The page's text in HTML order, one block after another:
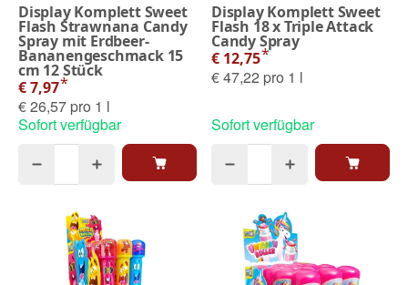
Display Komplett Sweet
Flash Strawnana Candy
Spray mit Erdbeer-
Bananengeschmack 15
cm 12 Stück
€ 7,97*
€ 26,57 pro 1 l
Sofort verfügbar
Display Komplett Sweet
Flash 18 x Triple Attack
Candy Spray
€ 12,75*
€ 47,22 pro 1 l
Sofort verfügbar